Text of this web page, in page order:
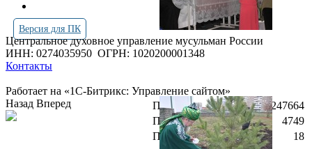
Версия для ПК
Центральное духовное управление мусульман России
ИНН: 0274035950 ОГРН: 1020200001348
Контакты
Работает на «1С-Битрикс: Управление сайтом»
Просмотров всего:
4247664
Посетителей сегодня:
4749
Посетителей в онлайн:
18
Назад Вперед